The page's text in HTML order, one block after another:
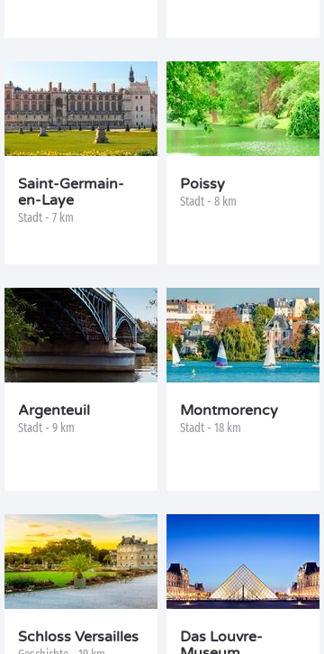
Saint-Germain-
en-Laye
Stadt - 7 km
Poissy
Stadt - 8 km
Argenteuil
Stadt - 9 km
Montmorency
Stadt - 18 km
Schloss Versailles
Das Louvre-